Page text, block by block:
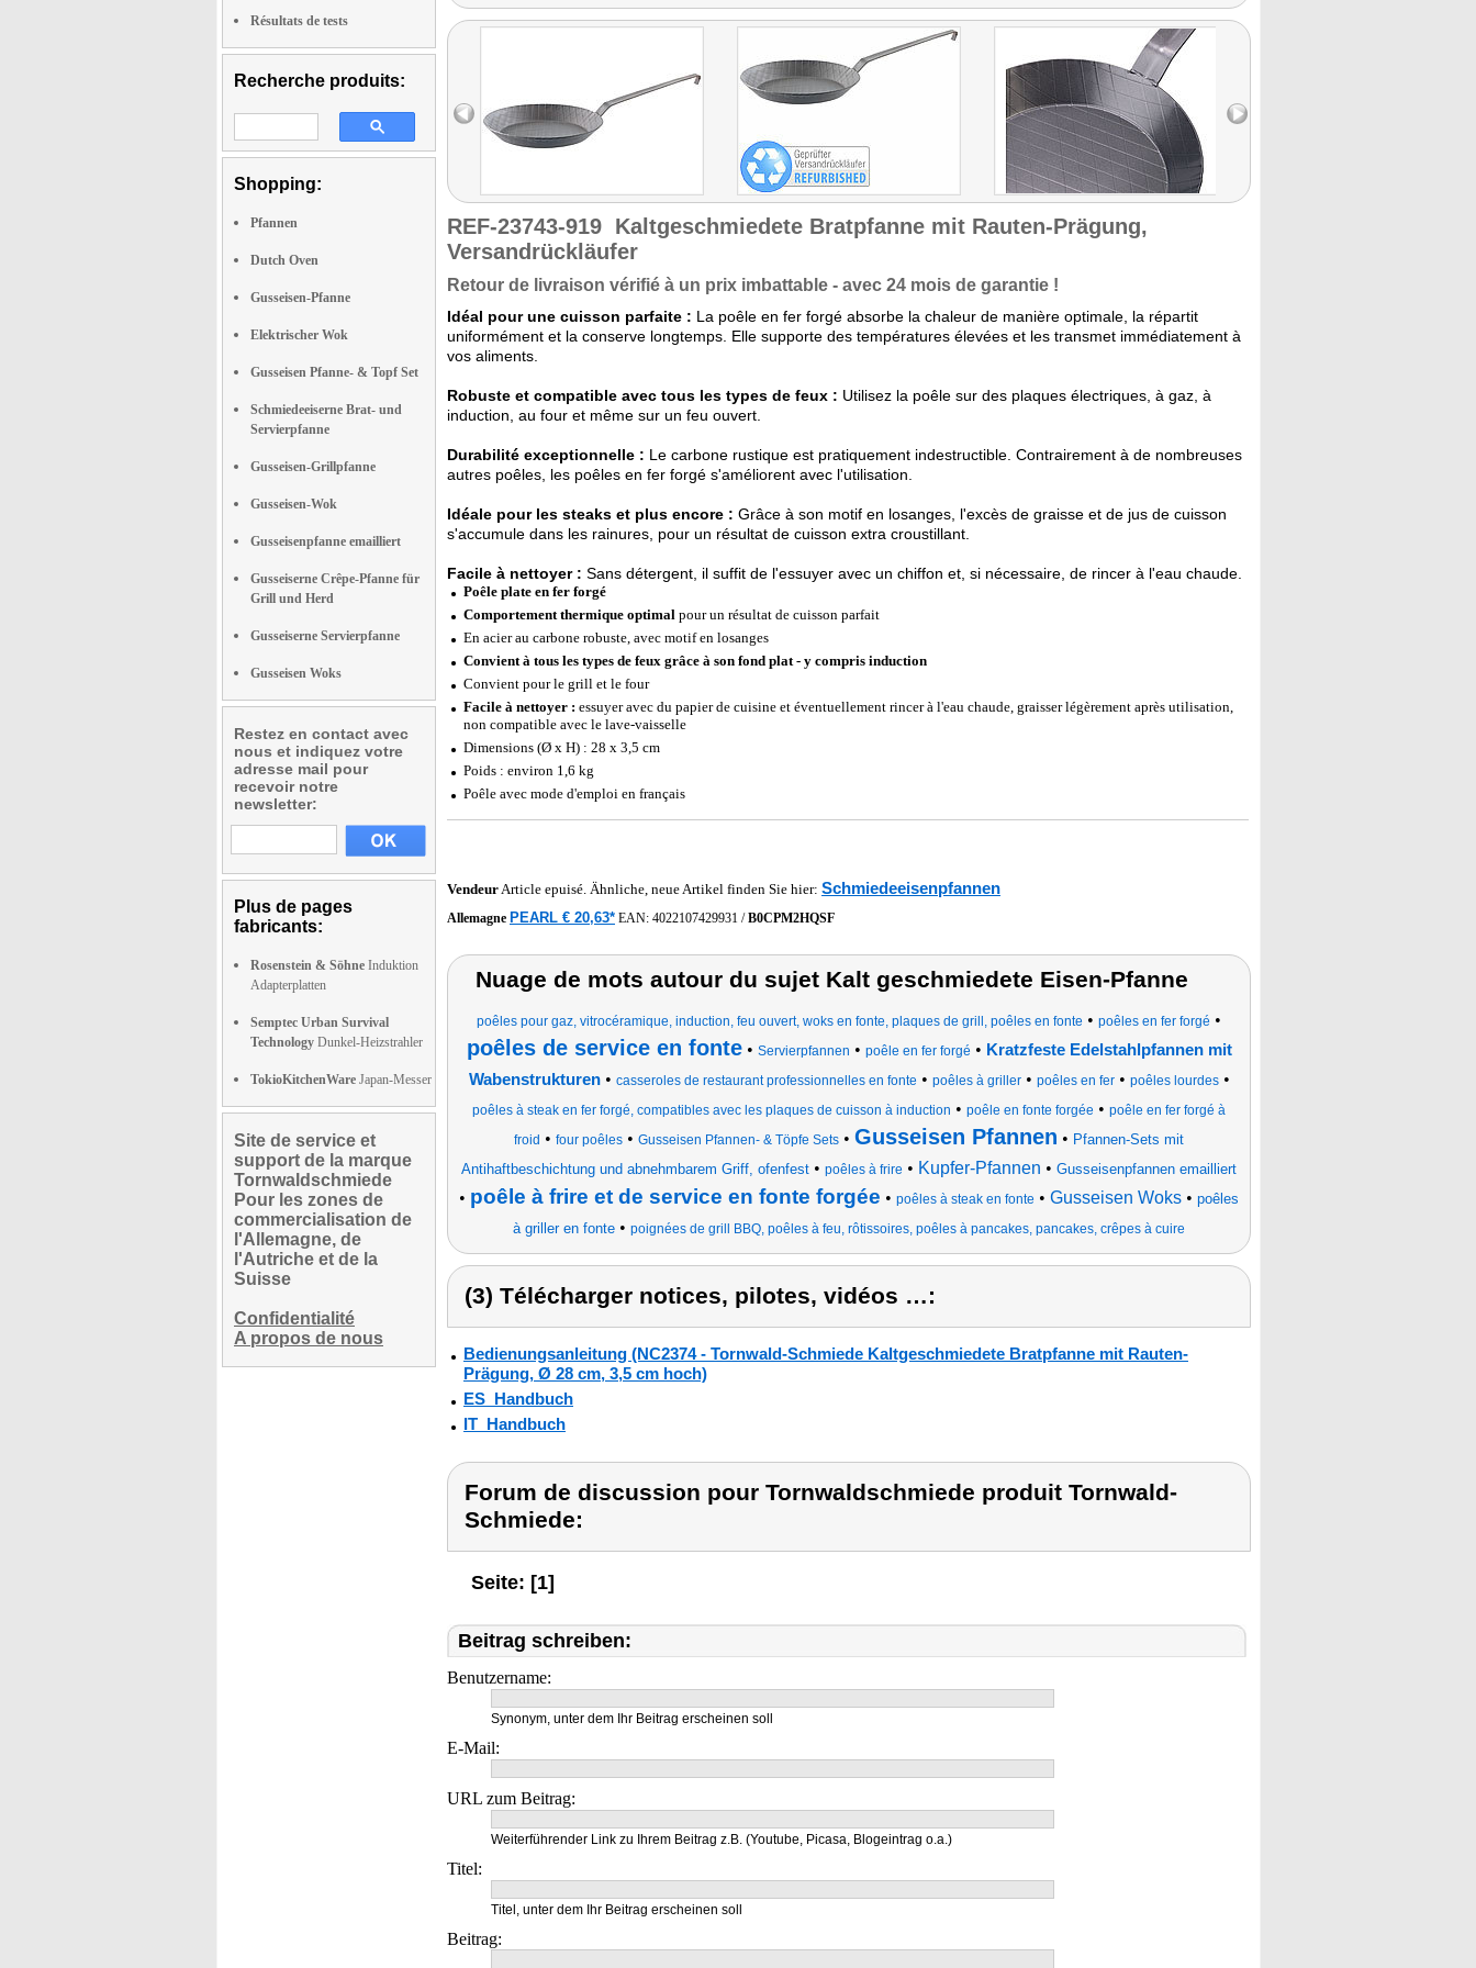
Résultats de tests
Recherche produits:
Shopping:
Pfannen
Dutch Oven
Gusseisen-Pfanne
Elektrischer Wok
Gusseisen Pfanne- & Topf Set
Schmiedeeiserne Brat- und
Servierpfanne
Gusseisen-Grillpfanne
Gusseisen-Wok
Gusseisenpfanne emailliert
Gusseiserne Crêpe-Pfanne für
Grill und Herd
Gusseiserne Servierpfanne
Gusseisen Woks
Restez en contact avec
nous et indiquez votre
adresse mail pour
recevoir notre
newsletter:
Plus de pages
fabricants:
Rosenstein & Söhne Induktion
Adapterplatten
Semptec Urban Survival
Technology Dunkel-Heizstrahler
TokioKitchenWare Japan-Messer
Site de service et
support de la marque
Tornwaldschmiede
Pour les zones de
commercialisation de
l'Allemagne, de
l'Autriche et de la
Suisse
Confidentialité
A propos de nous
REF-23743-919 Kaltgeschmiedete Bratpfanne mit Rauten-Prägung,
Versandrückläufer
Retour de livraison vérifié à un prix imbattable - avec 24 mois de garantie !
Idéal pour une cuisson parfaite : La poêle en fer forgé absorbe la chaleur de manière optimale, la répartit
uniformément et la conserve longtemps. Elle supporte des températures élevées et les transmet immédiatement à
vos aliments.
Robuste et compatible avec tous les types de feux : Utilisez la poêle sur des plaques électriques, à gaz, à
induction, au four et même sur un feu ouvert.
Durabilité exceptionnelle : Le carbone rustique est pratiquement indestructible. Contrairement à de nombreuses
autres poêles, les poêles en fer forgé s'améliorent avec l'utilisation.
Idéale pour les steaks et plus encore : Grâce à son motif en losanges, l'excès de graisse et de jus de cuisson
s'accumule dans les rainures, pour un résultat de cuisson extra croustillant.
Facile à nettoyer : Sans détergent, il suffit de l'essuyer avec un chiffon et, si nécessaire, de rincer à l'eau chaude.
Poêle plate en fer forgé
Comportement thermique optimal pour un résultat de cuisson parfait
En acier au carbone robuste, avec motif en losanges
Convient à tous les types de feux grâce à son fond plat - y compris induction
Convient pour le grill et le four
Facile à nettoyer : essuyer avec du papier de cuisine et éventuellement rincer à l'eau chaude, graisser légèrement après utilisation,
non compatible avec le lave-vaisselle
Dimensions (Ø x H) : 28 x 3,5 cm
Poids : environ 1,6 kg
Poêle avec mode d'emploi en français
Vendeur Article epuisé. Ähnliche, neue Artikel finden Sie hier: Schmiedeeisenpfannen
Allemagne PEARL € 20,63* EAN: 4022107429931 /B0CPM2HQSF
Nuage de mots autour du sujet Kalt geschmiedete Eisen-Pfanne
poêles pour gaz, vitrocéramique, induction, feu ouvert, woks en fonte, plaques de grill, poêles en fonte • poêles en fer forgé •
poêles de service en fonte• Servierpfannen • poêle en fer forgé • Kratzfeste Edelstahlpfannen mit
Wabenstrukturen• casseroles de restaurant professionnelles en fonte • poêles à griller• poêles en fer• poêles lourdes•
poêles à steak en fer forgé, compatibles avec les plaques de cuisson à induction • poêle en fonte forgée • poêle en fer forgé à
froid • four poêles • Gusseisen Pfannen- & Töpfe Sets • Gusseisen Pfannen • Pfannen-Sets mit
Antihaftbeschichtung und abnehmbarem Griff, ofenfest • poêles à frire • Kupfer-Pfannen • Gusseisenpfannen emailliert
• poêle à frire et de service en fonte forgée • poêles à steak en fonte • Gusseisen Woks • poêles
à griller en fonte • poignées de grill BBQ, poêles à feu, rôtissoires, poêles à pancakes, pancakes, crêpes à cuire
(3) Télécharger notices, pilotes, vidéos …:
Bedienungsanleitung (NC2374 - Tornwald-Schmiede Kaltgeschmiedete Bratpfanne mit Rauten-
Prägung, Ø 28 cm, 3,5 cm hoch)
ES_Handbuch
IT_Handbuch
Forum de discussion pour Tornwaldschmiede produit Tornwald-
Schmiede:
Seite: [1]
Beitrag schreiben:
Benutzername:
Synonym, unter dem Ihr Beitrag erscheinen soll
E-Mail:
URL zum Beitrag:
Weiterführender Link zu Ihrem Beitrag z.B. (Youtube, Picasa, Blogeintrag o.a.)
Titel:
Titel, unter dem Ihr Beitrag erscheinen soll
Beitrag: